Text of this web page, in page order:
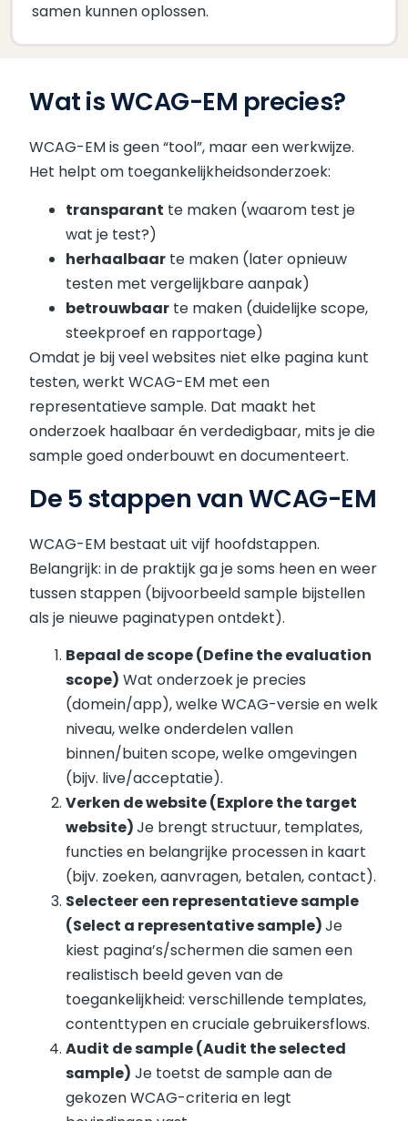
samen kunnen oplossen.
Wat is WCAG-EM precies?
WCAG-EM is geen “tool”, maar een werkwijze.
Het helpt om toegankelijkheidsonderzoek:
transparant te maken (waarom test je
wat je test?)
herhaalbaar te maken (later opnieuw
testen met vergelijkbare aanpak)
betrouwbaar te maken (duidelijke scope,
steekproef en rapportage)
Omdat je bij veel websites niet elke pagina kunt
testen, werkt WCAG-EM met een
representatieve sample. Dat maakt het
onderzoek haalbaar én verdedigbaar, mits je die
sample goed onderbouwt en documenteert.
De 5 stappen van WCAG-EM
WCAG-EM bestaat uit vijf hoofdstappen.
Belangrijk: in de praktijk ga je soms heen en weer
tussen stappen (bijvoorbeeld sample bijstellen
als je nieuwe paginatypen ontdekt).
Bepaal de scope (Define the evaluation
scope) Wat onderzoek je precies
(domein/app), welke WCAG-versie en welk
niveau, welke onderdelen vallen
binnen/buiten scope, welke omgevingen
(bijv. live/acceptatie).
Verken de website (Explore the target
website)Je brengt structuur, templates,
functies en belangrijke processen in kaart
(bijv. zoeken, aanvragen, betalen, contact).
Selecteer een representatieve sample
(Select a representative sample)Je
kiest pagina’s/schermen die samen een
realistisch beeld geven van de
toegankelijkheid: verschillende templates,
contenttypen en cruciale gebruikersflows.
Audit de sample (Audit the selected
sample) Je toetst de sample aan de
gekozen WCAG-criteria en legt